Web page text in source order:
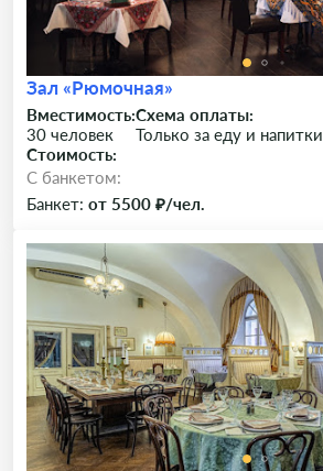
Зал «Рюмочная»
Вместимость:
30 человек
Схема оплаты:
Только за еду и напитки
Стоимость:
C банкетом:
Банкет: от 5500 ₽/чел.